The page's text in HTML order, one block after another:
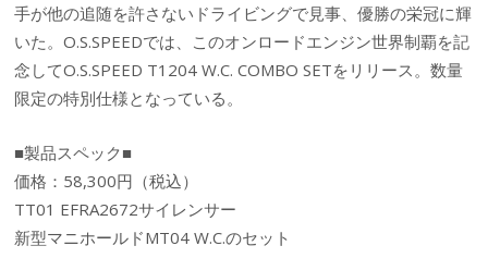
手が他の追随を許さないドライビングで見事、優勝の栄冠に輝
いた。O.S.SPEEDでは、このオンロードエンジン世界制覇を記
念してO.S.SPEED T1204 W.C. COMBO SETをリリース。数量
限定の特別仕様となっている。
■製品スペック■
価格：58,300円（税込）
TT01 EFRA2672サイレンサー
新型マニホールドMT04 W.C.のセット